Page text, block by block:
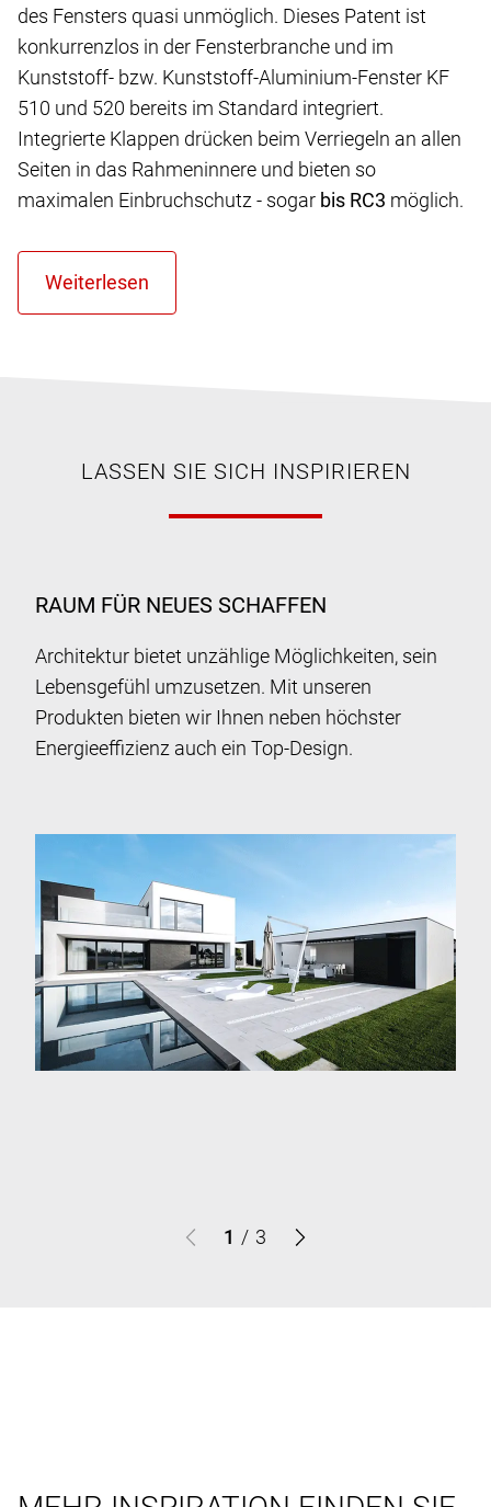
des Fensters quasi unmöglich. Dieses Patent ist
konkurrenzlos in der Fensterbranche und im
Kunststoff- bzw. Kunststoff-Aluminium-Fenster KF
510 und 520 bereits im Standard integriert.
Integrierte Klappen drücken beim Verriegeln an allen
Seiten in das Rahmeninnere und bieten so
maximalen Einbruchschutz - sogar bis RC3 möglich.
LASSEN SIE SICH INSPIRIEREN
RAUM FÜR NEUES SCHAFFEN
Architektur bietet unzählige Möglichkeiten, sein
Lebensgefühl umzusetzen. Mit unseren
Produkten bieten wir Ihnen neben höchster
Energieeffizienz auch ein Top-Design.
1 / 3